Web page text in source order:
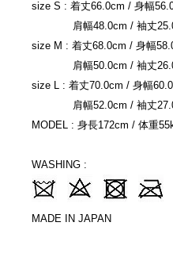
size S : 着丈66.0cm / 身幅
肩幅48.0cm / 袖丈
size M : 着丈68.0cm / 身幅
肩幅50.0cm / 袖丈
size L : 着丈70.0cm / 身幅
肩幅52.0cm / 袖丈
MODEL : 身長172cm / 体重
WASHING :
MADE IN JAPAN